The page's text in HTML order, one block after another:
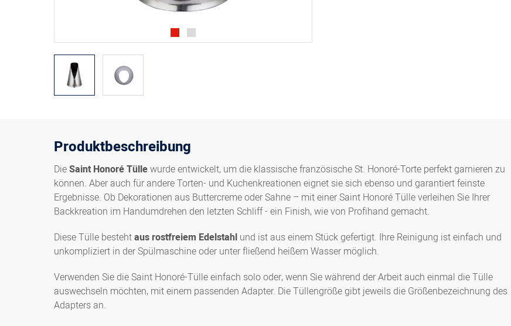
Produktbeschreibung
DieSaint Honoré Tüllewurde entwickelt, um die klassische französische St. Honoré-Torte perfekt garnieren zu
können. Aber auch für andere Torten- und Kuchenkreationen eignet sie sich ebenso und garantiert feinste
Ergebnisse. Ob Dekorationen aus Buttercreme oder Sahne – mit einer Saint Honoré Tülle verleihen Sie Ihrer
Backkreation im Handumdrehen den letzten Schliff - ein Finish, wie von Profihand gemacht.
Diese Tülle bestehtaus rostfreiem Edelstahl und ist aus einem Stück gefertigt. Ihre Reinigung ist einfach und
unkompliziert in der Spülmaschine oder unter fließend heißem Wasser möglich.
Verwenden Sie die Saint Honoré-Tülle einfach solo oder, wenn Sie während der Arbeit auch einmal die Tülle
auswechseln möchten, mit einem passenden Adapter. Die Tüllengröße gibt jeweils die Größenbezeichnung des
Adapters an.